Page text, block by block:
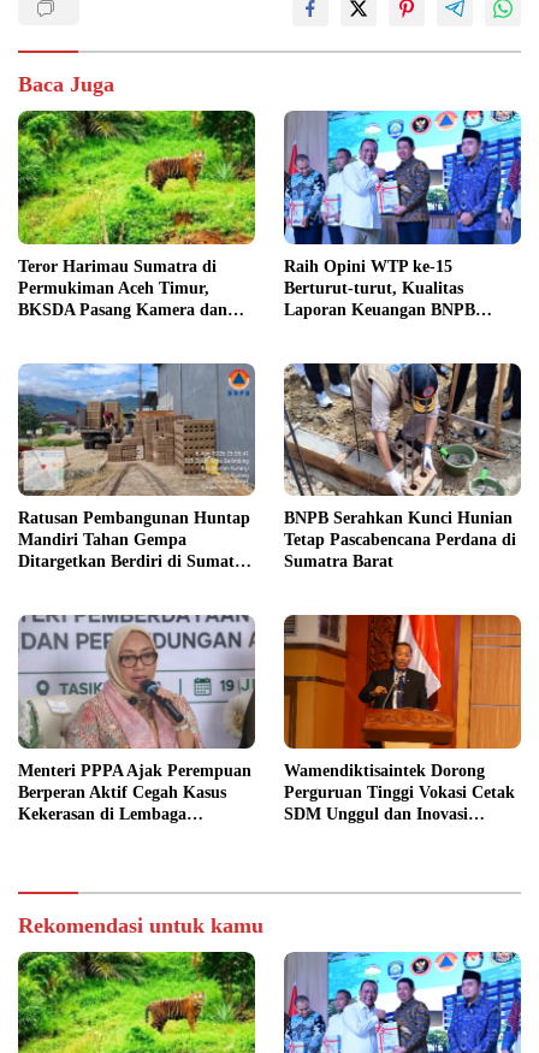
Baca Juga
Teror Harimau Sumatra di
Permukiman Aceh Timur,
BKSDA Pasang Kamera dan
Raih Opini WTP ke-15
Berturut-turut, Kualitas
Laporan Keuangan BNPB
Ratusan Pembangunan Huntap
Mandiri Tahan Gempa
Ditargetkan Berdiri di Sumatra
BNPB Serahkan Kunci Hunian
Tetap Pascabencana Perdana di
Sumatra Barat
Menteri PPPA Ajak Perempuan
Berperan Aktif Cegah Kasus
Kekerasan di Lembaga
Wamendiktisaintek Dorong
Perguruan Tinggi Vokasi Cetak
SDM Unggul dan Inovasi
Rekomendasi untuk kamu